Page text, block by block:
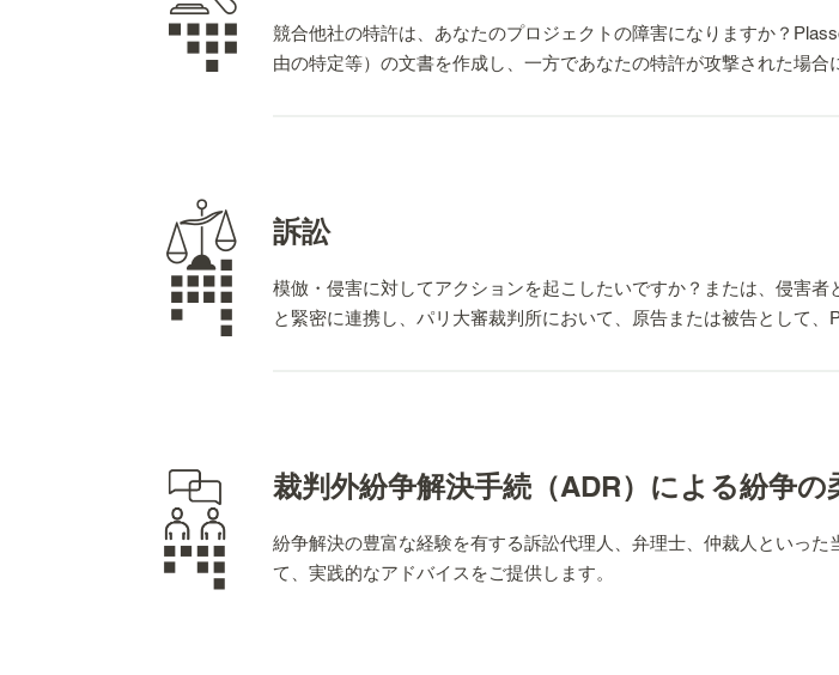
競合他社の特許は、あなたのプロジェクトの障害になりますか？
由の特定等）の文書を作成し、一方であなたの特許が攻撃された場合
当所の専門家は、欧州特許庁(EPO)の審査部門や審判部で口頭弁論
客様の権利を代理するのに卓越したサービスを提供できます。
訴訟
模倣・侵害に対してアクションを起こしたいですか？または、侵害
と緊密に連携し、パリ大審裁判所において、原告または被告として
証拠保全手続（査察）は、特許権者が裁判官の許可を得て、執行
もらうことができる手続です。この手続は非常に効率的であり、
裁判外紛争解決手続（ADR）による紛争の
紛争解決の豊富な経験を有する訴訟代理人、弁理士、仲裁人といっ
て、実践的なアドバイスをご提供します。